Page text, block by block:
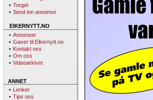
• Torget
• Send inn annonse
EIKERNYTT.NO
• Annonser
• Gaver til Eikernytt.no
• Kontakt oss
• Om oss
• Videoarkivet
ANNET
• Lenker
• Tips oss